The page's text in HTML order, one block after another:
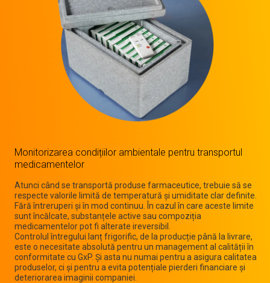
Monitorizarea condițiilor ambientale pentru transportul
medicamentelor
Atunci când se transportă produse farmaceutice, trebuie să se
respecte valorile limită de temperatură și umiditate clar definite.
Fără întreruperi și în mod continuu. În cazul în care aceste limite
sunt încălcate, substanțele active sau compoziția
medicamentelor pot fi alterate ireversibil.
Controlul întregului lanț frigorific, de la producție până la livrare,
este o necesitate absolută pentru un management al calității în
conformitate cu GxP. Și asta nu numai pentru a asigura calitatea
produselor, ci și pentru a evita potențiale pierderi financiare și
deteriorarea imaginii companiei.